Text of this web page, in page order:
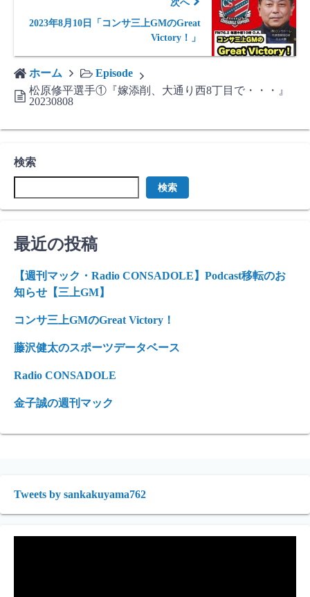
次へ
2023年8月10日「コンサ三上GMのGreat
Victory！」
ホーム
Episode
松原修平選手①『嫁添削、大通り西8丁目で・・・』
20230808
検索
検索
最近の投稿
【週刊マック・Radio CONSADOLE】Podcast移転のお
知らせ【三上GM】
コンサ三上GMのGreat Victory！
藤沢健太のスポーツデータベース
Radio CONSADOLE
金子誠の週刊マック
Tweets by sankakuyama762